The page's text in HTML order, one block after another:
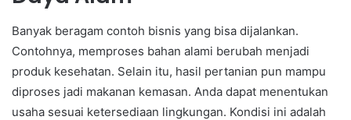
Banyak beragam contoh bisnis yang bisa dijalankan.
Contohnya, memproses bahan alami berubah menjadi
produk kesehatan. Selain itu, hasil pertanian pun mampu
diproses jadi makanan kemasan. Anda dapat menentukan
usaha sesuai ketersediaan lingkungan. Kondisi ini adalah